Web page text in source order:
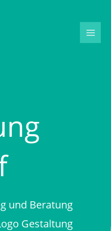
und Beratung
Gestaltung